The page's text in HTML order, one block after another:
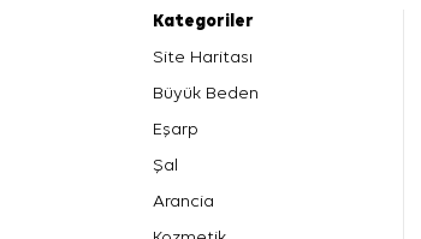
Kategoriler
Site Haritası
Büyük Beden
Eşarp
Şal
Arancia